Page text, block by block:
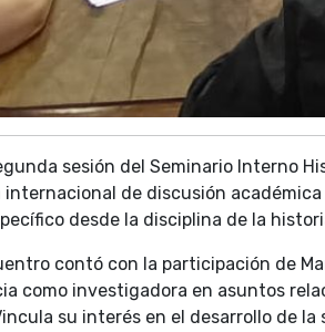
sesión del Seminario Interno
internacional de discusión
desde la disciplina de la
contó con la participación de
como investigadora en asuntos
su interés en el desarrollo de